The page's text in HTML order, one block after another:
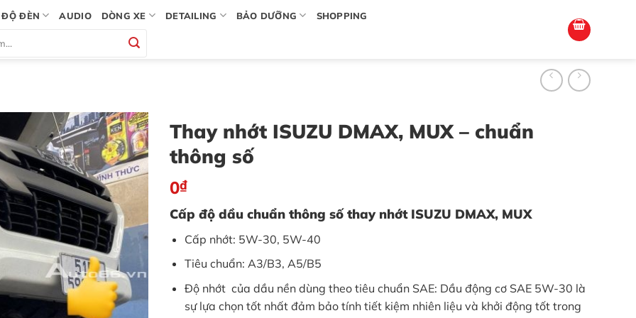
ĐỘ ĐÈN AUDIO DÒNG XE DETAILING BẢO DƯỠNG SHOPPING
Thay nhớt ISUZU DMAX, MUX – chuẩn
thông số
0₫
Cấp độ dầu chuẩn thông số thay nhớt ISUZU DMAX, MUX
Cấp nhớt: 5W-30, 5W-40
Tiêu chuẩn: A3/B3, A5/B5
Độ nhớt của dầu nền dùng theo tiêu chuẩn SAE: Dầu động cơ SAE 5W-30 là
sự lựa chọn tốt nhất đảm bảo tính tiết kiệm nhiên liệu và khởi động tốt trong